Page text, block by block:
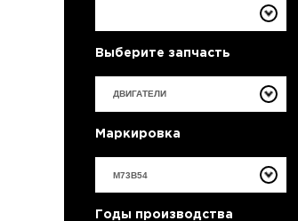
Выберите запчасть
Маркировка
Годы производства